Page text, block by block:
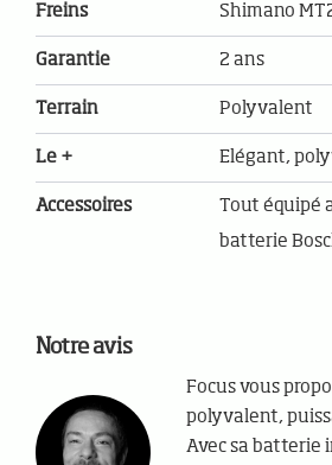
Freins Shimano
Garantie 2 ans
Terrain Polyvalent
Le + Elégant,
Accessoires
Tout équipé
batterie
Notre avis
Focus vous
polyvalent,
Avec sa batterie